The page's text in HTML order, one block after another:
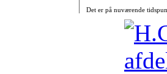
Det er på nuværende